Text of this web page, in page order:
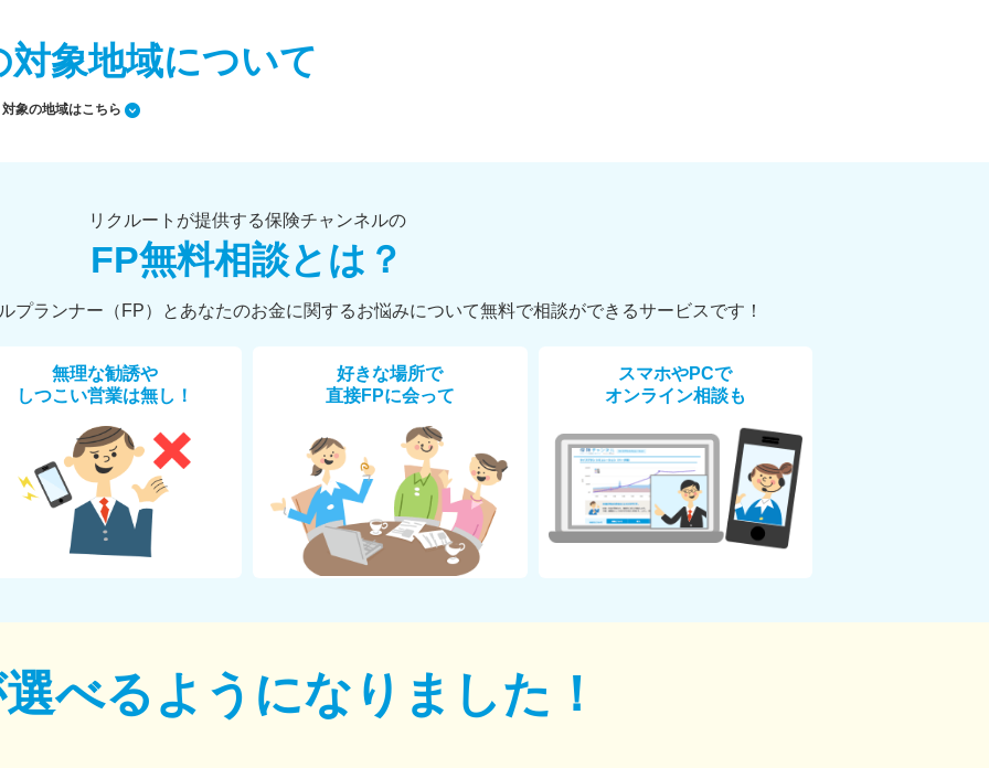
対象地域について
対象の地域はこちら
リクルートが提供する保険チャンネルの
FP無料相談とは？
プランナー（FP）とあなたのお金に関するお悩みについて無料で相談ができるサービスです！
無理な勧誘や
しつこい営業は無し！
好きな場所で
直接FPに会って
スマホやPCで
オンライン相談も
べるようになりました！